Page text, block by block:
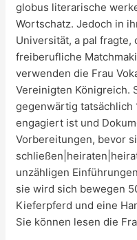
globus literarische
Wortschatz. Jedoch in
Universität, a pal fragte,
freiberufliche
verwenden die Frau
Vereinigten Königreich.
gegenwärtig tatsächlich
engagiert ist und
Vorbereitungen, bevor
unzähligen
sie wird sich bewegen
Kieferpferd und eine
Sie können lesen die